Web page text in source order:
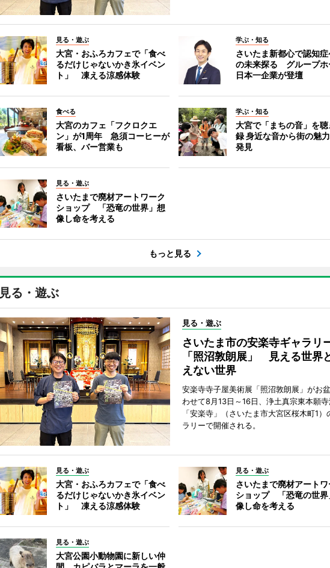
見る・遊ぶ
大宮・おふろカフェで「食べ
るだけじゃないかき氷イベン
ト」 凍える涼感体験
学ぶ・知る
さいたま新都心で認知
の未来探る グループホ
日本一企業が登壇
食べる
大宮のカフェ「フクロクエ
ン」が1周年 急須コーヒーが
看板、バー営業も
学ぶ・知る
大宮で「まちの音」を
録 身近な音から街の魅
発見
見る・遊ぶ
さいたまで廃材アートワーク
ショップ 「恐竜の世界」想
像し命を考える
もっと見る
見る・遊ぶ
見る・遊ぶ
さいたま市の安楽寺ギャラリ
「照沼敦朗展」 見える世界
えない世界
安楽寺寺子屋美術展「照沼敦朗展」がお
わせて8月13日～16日、浄土真宗東本願寺
「安楽寺」（さいたま市大宮区桜木町1）
ラリーで開催される。
見る・遊ぶ
大宮・おふろカフェで「食べ
るだけじゃないかき氷イベン
ト」 凍える涼感体験
見る・遊ぶ
さいたまで廃材アートワ
ショップ 「恐竜の世界
像し命を考える
見る・遊ぶ
大宮公園小動物園に新しい仲